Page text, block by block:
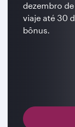
dezembro
viaje até 30
bônus.